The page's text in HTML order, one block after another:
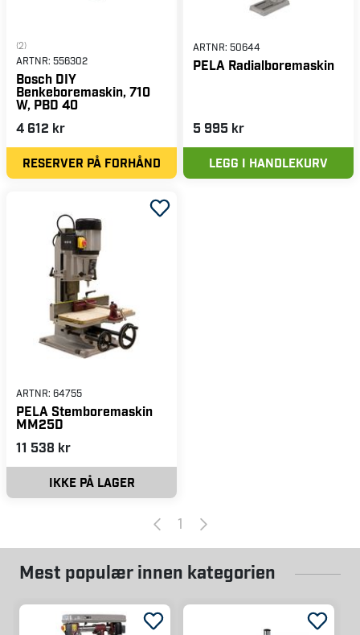
(2)
ARTNR: 556302
Bosch DIY
Benkeboremaskin, 710
W, PBD 40
4 612 kr
RESERVER PÅ FORHÅND
ARTNR: 50644
PELA Radialboremaskin
5 995 kr
LEGG I HANDLEKURV
ARTNR: 64755
PELA Stemboremaskin
MM25D
11 538 kr
IKKE PÅ LAGER
1
Mest populær innen kategorien